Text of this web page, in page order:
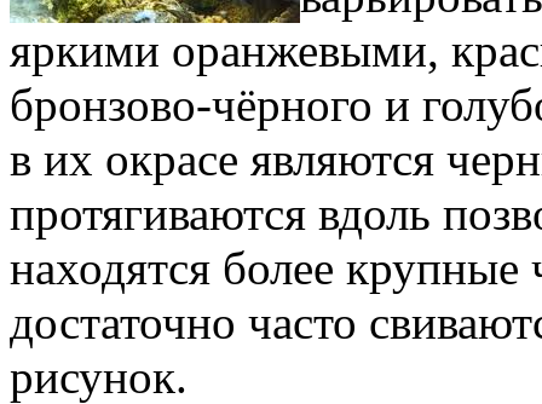
яркими оранжевыми,
бронзово-чёрного и
в их окрасе являются
протягиваются вдоль
находятся более
достаточно часто
рисунок.